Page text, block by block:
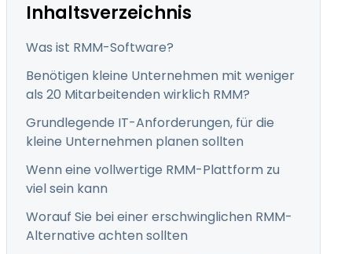
entdecken
Inhaltsverzeichnis
Was ist RMM-Software?
Benötigen kleine Unternehmen mit weniger
als 20 Mitarbeitenden wirklich RMM?
Grundlegende IT-Anforderungen, für die
kleine Unternehmen planen sollten
Wenn eine vollwertige RMM-Plattform zu
viel sein kann
Worauf Sie bei einer erschwinglichen RMM-
Alternative achten sollten